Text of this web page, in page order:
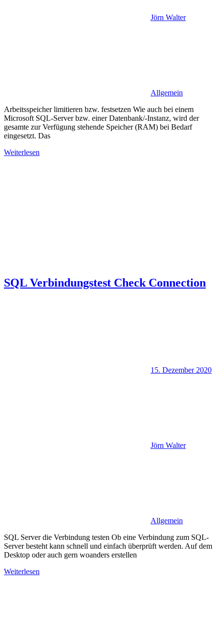
Jörn Walter
Allgemein
Arbeitsspeicher limitieren bzw. festsetzen Wie auch bei einem
Microsoft SQL-Server bzw. einer Datenbank/-Instanz, wird der
gesamte zur Verfügung stehende Speicher (RAM) bei Bedarf
eingesetzt. Das
Weiterlesen
SQL Verbindungstest Check Connection
15. Dezember 2020
Jörn Walter
Allgemein
SQL Server die Verbindung testen Ob eine Verbindung zum SQL-
Server besteht kann schnell und einfach überprüft werden. Auf dem
Desktop oder auch gern woanders erstellen
Weiterlesen